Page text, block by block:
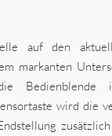
auf den
markanten
Bedienblende
wird die